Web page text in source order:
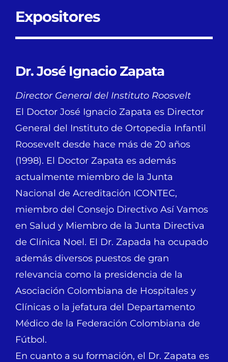
Expositores
Dr. José Ignacio Zapata
Director General del Instituto Roosvelt
El Doctor José Ignacio Zapata es Director
General del Instituto de Ortopedia Infantil
Roosevelt desde hace más de 20 años
(1998). El Doctor Zapata es además
actualmente miembro de la Junta
Nacional de Acreditación ICONTEC,
miembro del Consejo Directivo Así Vamos
en Salud y Miembro de la Junta Directiva
de Clínica Noel. El Dr. Zapada ha ocupado
además diversos puestos de gran
relevancia como la presidencia de la
Asociación Colombiana de Hospitales y
Clínicas o la jefatura del Departamento
Médico de la Federación Colombiana de
Fútbol.
En cuanto a su formación, el Dr. Zapata es